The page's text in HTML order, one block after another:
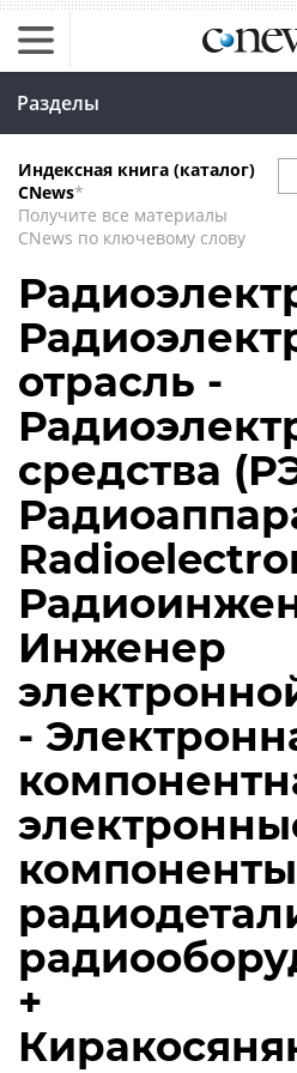
Разделы
Индексная книга (каталог)
CNews*
Получите все материалы
CNews по ключевому слову
отрасль -
средства
Инженер
-
+